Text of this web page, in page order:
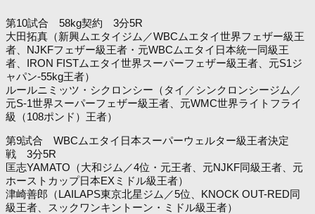
第10試合 58kg契約 3分5R
大田拓真（新興ムエタイジム／WBCムエタイ世界フェザー級王
者、NJKFフェザー級王者・元WBCムエタイ日本統一同級王
者、IRON FISTムエタイ世界スーパーフェザー級王者、元S1ジ
ャパン-55kg王者）
ルールニミッツ・シクロンシー（タイ／シンクロンシージム／
元S-1世界スーパーフェザー級王者、元WMC世界ライトフライ
級（108ポンド）王者）
第9試合 WBCムエタイ日本スーパーウェルター級王者決定
戦 3分5R
匡志YAMATO（大和ジム／4位・元王者、元NJKF同級王者、元
ホーストカップ日本EXミドル級王者）
津崎善郎（LAILAPS東京北星ジム／5位、KNOCK OUT-RED同
級王者、スックワンキントーン・ミドル級王者）